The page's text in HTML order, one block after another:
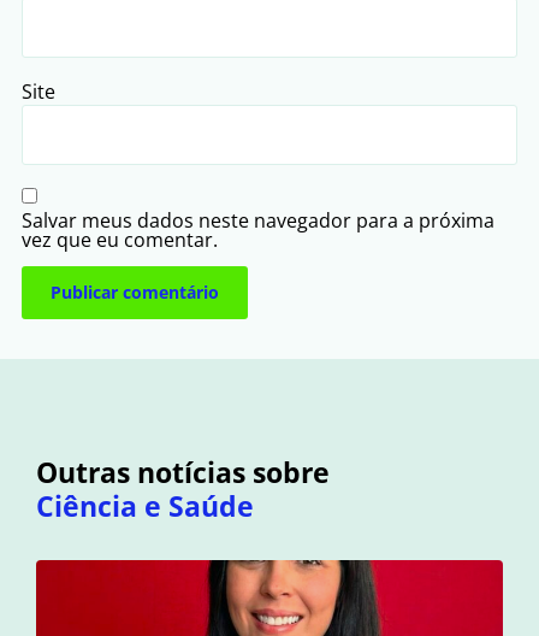
Site
Salvar meus dados neste navegador para a próxima
vez que eu comentar.
Outras notícias sobre
Ciência e Saúde